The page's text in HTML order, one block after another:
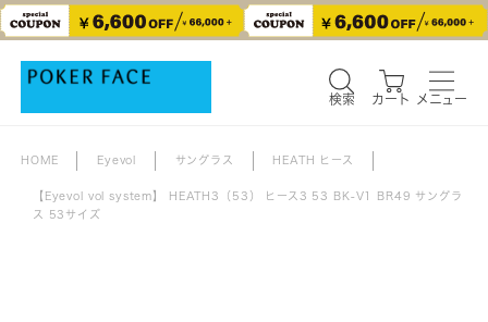
検索 カート メニュー
HOME Eyevol サングラス HEATH ヒース
【Eyevol vol system】 HEATH3（53） ヒース3 53 BK-V1 BR49 サングラ
ス 53サイズ